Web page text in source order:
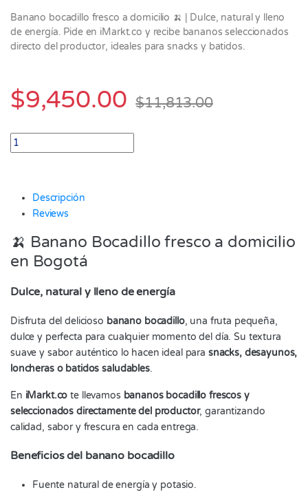
Banano bocadillo fresco a domicilio 🍌 | Dulce, natural y lleno
de energía. Pide en iMarkt.co y recibe bananos seleccionados
directo del productor, ideales para snacks y batidos.
$9,450.00 $11,813.00
Banano Bocadillo 12 unidades quantity
Descripción
Reviews
🍌 Banano Bocadillo fresco a domicilio
en Bogotá
Dulce, natural y lleno de energía
Disfruta del delicioso banano bocadillo, una fruta pequeña,
dulce y perfecta para cualquier momento del día. Su textura
suave y sabor auténtico lo hacen ideal para snacks, desayunos,
loncheras o batidos saludables.
En iMarkt.co te llevamos bananos bocadillo frescos y
seleccionados directamente del productor, garantizando
calidad, sabor y frescura en cada entrega.
Beneficios del banano bocadillo
Fuente natural de energía y potasio.